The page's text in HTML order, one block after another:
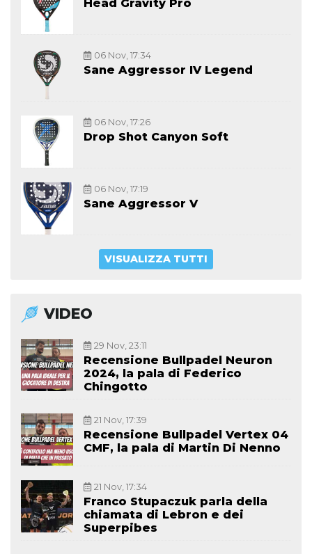
Head Gravity Pro
06 Nov, 17:34
Sane Aggressor IV Legend
06 Nov, 17:26
Drop Shot Canyon Soft
06 Nov, 17:19
Sane Aggressor V
VISUALIZZA TUTTI
VIDEO
29 Nov, 23:11
Recensione Bullpadel Neuron
2024, la pala di Federico
Chingotto
21 Nov, 17:39
Recensione Bullpadel Vertex 04
CMF, la pala di Martin Di Nenno
21 Nov, 17:34
Franco Stupaczuk parla della
chiamata di Lebron e dei
Superpibes